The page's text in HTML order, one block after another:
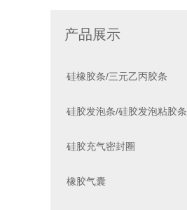
产品展示
硅橡胶条/三元乙丙胶条
硅胶发泡条/硅胶发泡粘胶条
硅胶充气密封圈
橡胶气囊